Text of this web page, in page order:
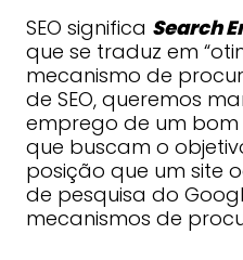
SEO significa Search
que se traduz em
mecanismo de
de SEO, queremos
emprego de um
que buscam o
posição que um site
de pesquisa do
mecanismos de